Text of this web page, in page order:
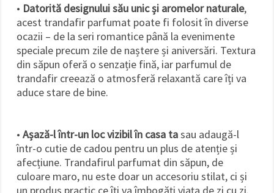
• Datorită designului său unic și aromelor naturale,
acest trandafir parfumat poate fi folosit în diverse
ocazii – de la seri romantice până la evenimente
speciale precum zile de naștere și aniversări. Textura
din săpun oferă o senzație fină, iar parfumul de
trandafir creează o atmosferă relaxantă care îți va
aduce stare de bine.
• Așază-l într-un loc vizibil în casa tasau adaugă-l
într-o cutie de cadou pentru un plus de atenție și
afecțiune. Trandafirul parfumat din săpun, de
culoare maro, nu este doar un accesoriu stilat, ci și
un produs practic ce îți va îmbogăți viața de zi cu zi.